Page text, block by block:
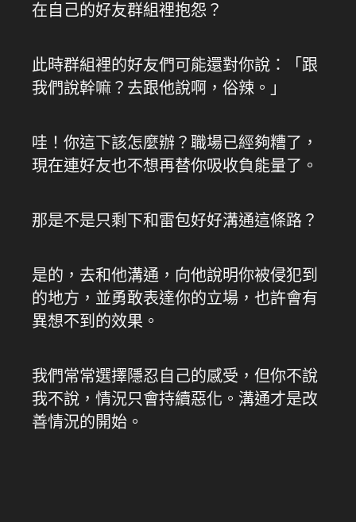
在自己的好友群組裡抱怨？
此時群組裡的好友們可能還對你說：「跟
我們說幹嘛？去跟他說啊，俗辣。」
哇！你這下該怎麼辦？職場已經夠糟了，
現在連好友也不想再替你吸收負能量了。
那是不是只剩下和雷包好好溝通這條路？
是的，去和他溝通，向他說明你被侵犯到
的地方，並勇敢表達你的立場，也許會有
異想不到的效果。
我們常常選擇隱忍自己的感受，但你不說
我不說，情況只會持續惡化。溝通才是改
善情況的開始。